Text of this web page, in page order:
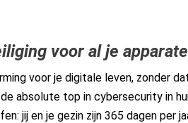
voor al je
voor je digitale leven, zonder
absolute top in cybersecurity in
jij en je gezin zijn 365 dagen per